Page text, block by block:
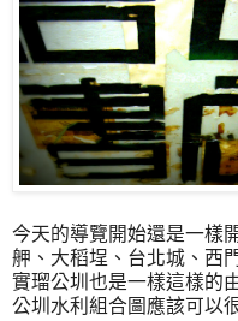
今天的導覽開始還是一樣
舺、大稻埕、台北城、西
實瑠公圳也是一樣這樣的
公圳水利組合圖應該可以